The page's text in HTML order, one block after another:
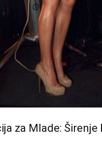
za Mlade: Širenje